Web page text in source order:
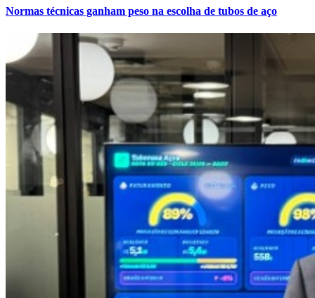
Normas técnicas ganham peso na escolha de tubos de aço